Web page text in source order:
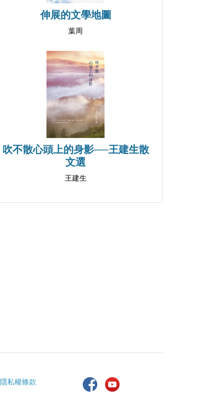
伸展的文學地圖
葉周
吹不散心頭上的身影──王建生散
文選
王建生
隱私權條款